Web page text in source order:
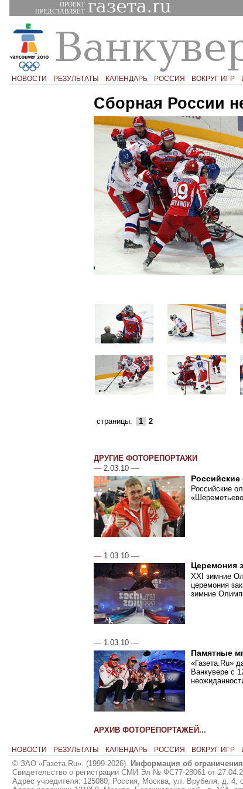
ПРОЕКТ
ПРЕДСТАВЛЯЕТ
НОВОСТИ РЕЗУЛЬТАТЫ КАЛЕНДАРЬ РОССИЯ ВОКРУГ ИГР
Сборная России
страницы: 1 2
ДРУГИЕ ФОТОРЕПОРТАЖИ
—2.03.10 —
Российские
— 1.03.10 —
Церемония
XXI зимние
церемония
зимние
— 1.03.10 —
Памятные
«Газета.Ru»
Ванкувере с
АРХИВ ФОТОРЕПОРТАЖЕЙ...
НОВОСТИ РЕЗУЛЬТАТЫ КАЛЕНДАРЬ РОССИЯ ВОКРУГ ИГР
© ЗАО «Газета.Ru». (1999-2026). Информация об
Свидетельство о регистрации СМИ Эл № ФС77-28061 от
Адрес учредителя: 125080, Россия, Москва, ул. Врубеля, д. 4,